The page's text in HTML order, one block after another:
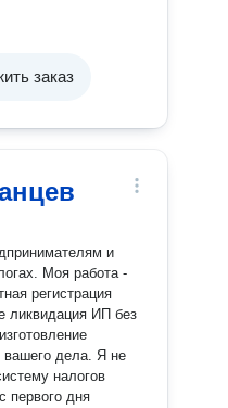
заказ
и
Моя работа -
регистрация
ликвидация ИП без
вашего дела. Я не
налогов
первого дня